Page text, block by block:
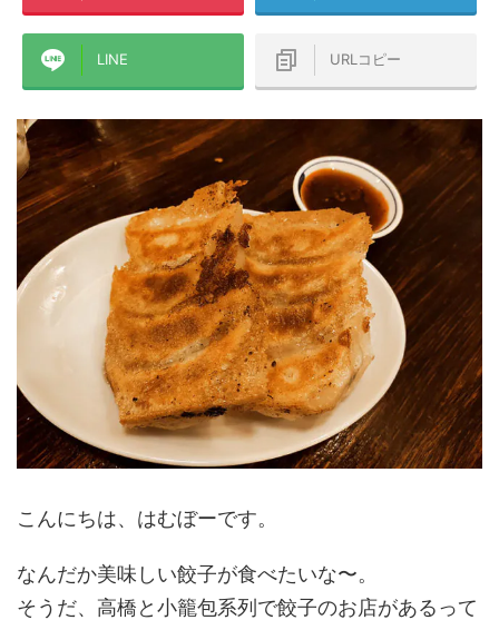
LINE URLコピー
こんにちは、はむぼーです。
なんだか美味しい餃子が食べたいな〜。
そうだ、高橋と小籠包系列で餃子のお店があるって